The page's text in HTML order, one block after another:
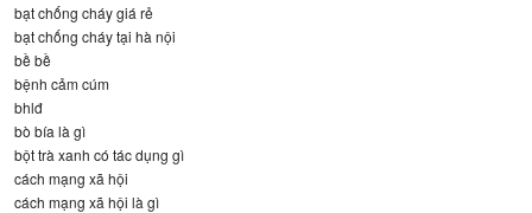
bạt chống cháy giá rẻ
bạt chống cháy tại hà nội
bề bề
bệnh cảm cúm
bhlđ
bò bía là gì
bột trà xanh có tác dụng gì
cách mạng xã hội
cách mạng xã hội là gì